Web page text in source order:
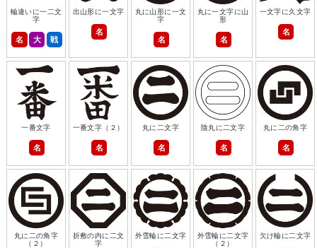
輪違いに一二文
字
名 大 戦
出山形に一文字
名
丸に山形に一文
字
名
丸に一文字に山
形
名
一文字に久文字
名
一番文字
名
一番文字（２）
名
丸に二文字
名
陰丸に二文字
名
丸に二の角字
名
丸に二の角字
（２）
折敷の内に二文
字
外雪輪に二文字
外雪輪に二文字
（２）
欠け輪に二文字